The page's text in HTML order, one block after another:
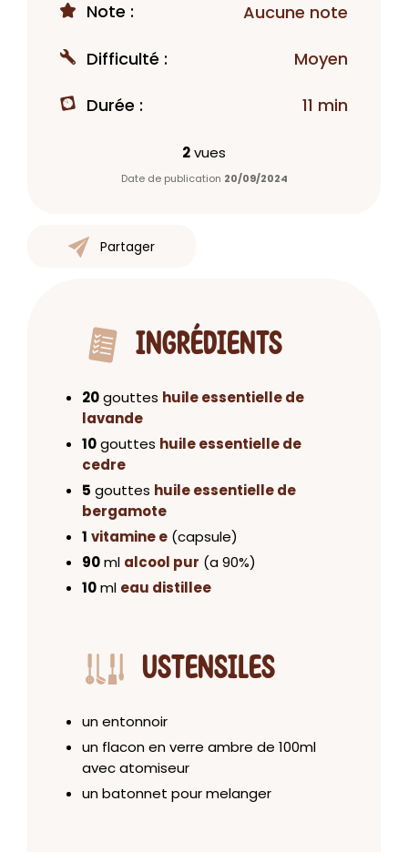
Note : Aucune note
Difficulté : Moyen
Durée : 11 min
2vues
Date de publication 20/09/2024
Partager
INGRÉDIENTS
20gouttes huile essentielle de
lavande
10gouttes huile essentielle de
cedre
5 gouttes huile essentielle de
bergamote
1 vitamine e (capsule)
90ml alcool pur (a 90%)
10ml eau distillee
USTENSILES
un entonnoir
un flacon en verre ambre de 100ml
avec atomiseur
un batonnet pour melanger